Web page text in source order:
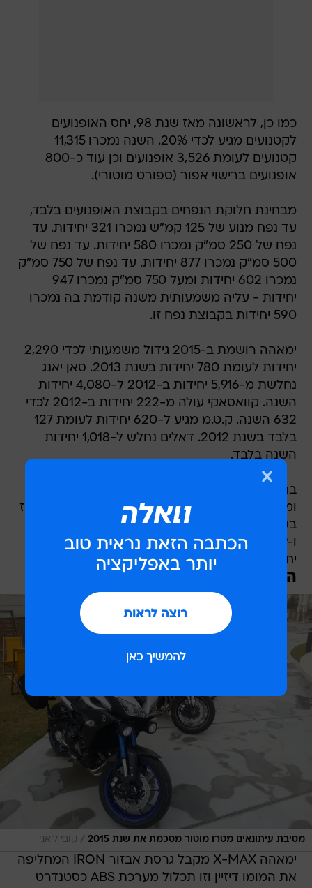
כמו כן, לראשונה מאז שנת 98, יחס האופנועים
לקטנועים מגיע לכדי 20%. השנה נמכרו 11,315
קטנועים לעומת 3,526 אופנועים וכן עוד כ-800
אופנועים ברישוי אפור (ספורט מוטורי).
מבחינת חלוקת הנפחים בקבוצת האופנועים בלבד,
עד נפח מנוע של 125 קמ"ש נמכרו 321 יחידות. עד
נפח של 250 סמ"ק נמכרו 580 יחידות. עד נפח של
500 סמ"ק נמכרו 877 יחידות. עד נפח של 750 סמ"ק
נמכרו 602 יחידות ומעל 750 סמ"ק נמכרו 947
יחידות - עליה משמעותית משנה קודמת בה נמכרו
590 יחידות בקבוצת נפח זו.
ימאהה רושמת ב-2015 גידול משמעותי לכדי 2,290
יחידות לעומת 780 יחידות בשנת 2013. סאן יאנג
נחלשת מ-5,916 יחידות ב-2012 ל-4,080 יחידות
השנה. קוואסאקי עולה מ-222 יחידות ב-2012 לכדי
632 השנה. ק.ט.מ מגיע ל-620 יחידות לעומת 127
בלבד בשנת 2012. דאלים נחלש ל-1,018 יחידות
השנה בלבד.
ומחזיקה בנתח שוק של 45.6 אחוז (עליה מ-43 אחוז
ו-28.9 אחוז נתח שוק ושלישית מאיר עם 1,959
יחידות ו-7.5 אחוז נתח שוק.
הדגמים החדשים לשנת 2016 במטרו
מסיבת עיתונאים מטרו מוטור מסכמת את שנת 2015 / קובי ליאני
ימאהה X-MAX מקבל גרסת אבזור IRON המחליפה
את המומו דיזיין וזו תכלול מערכת ABS כסטנדרט